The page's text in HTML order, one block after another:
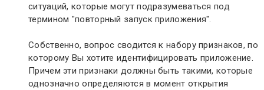
ситуаций, которые могут подразумеваться под
термином "повторный запуск приложения".
Собственно, вопрос сводится к набору признаков, по
которому Вы хотите идентифицировать приложение.
Причем эти признаки должны быть такими, которые
однозначно определяются в момент открытия